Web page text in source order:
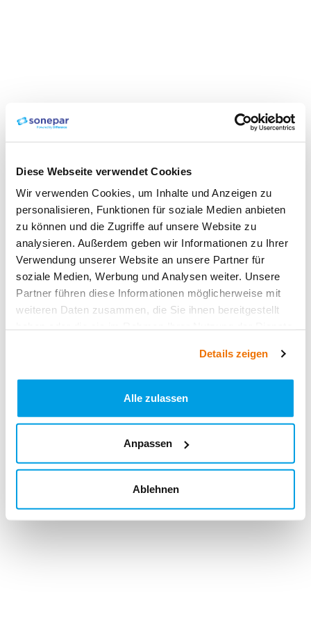
Diese Webseite verwendet Cookies
Wir verwenden Cookies, um Inhalte und Anzeigen zu
personalisieren, Funktionen für soziale Medien anbieten
zu können und die Zugriffe auf unsere Website zu
analysieren. Außerdem geben wir Informationen zu Ihrer
Verwendung unserer Website an unsere Partner für
soziale Medien, Werbung und Analysen weiter. Unsere
Partner führen diese Informationen möglicherweise mit
weiteren Daten zusammen, die Sie ihnen bereitgestellt
Details zeigen
Alle zulassen
Anpassen
Ablehnen